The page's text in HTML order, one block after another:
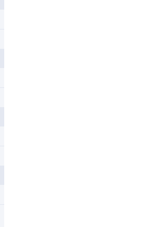
Process Insert
doar pentru medici
(Black) (4 Pack)